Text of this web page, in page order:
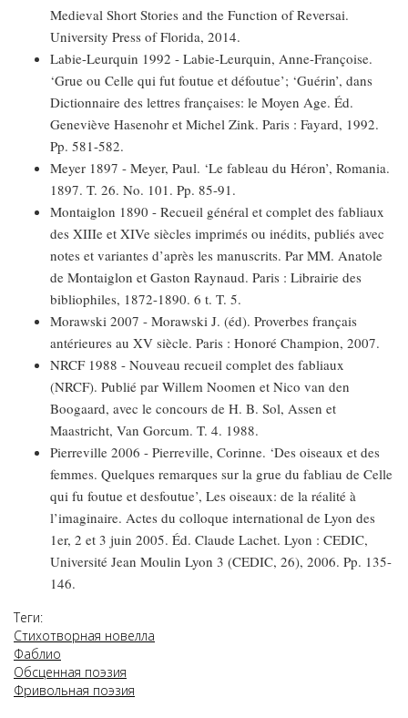
Medieval Short Stories and the Function of Reversai.
University Press of Florida, 2014.
Labie-Leurquin 1992 - Labie-Leurquin, Anne-Françoise.
‘Grue ou Celle qui fut foutue et défoutue’; ‘Guérin’, dans
Dictionnaire des lettres françaises: le Moyen Age. Éd.
Geneviève Hasenohr et Michel Zink. Paris : Fayard, 1992.
Pp. 581-582.
Meyer 1897 - Meyer, Paul. ‘Le fableau du Héron’, Romania.
1897. T. 26. No. 101. Pp. 85-91.
Montaiglon 1890 - Recueil général et complet des fabliaux
des XIIIe et XIVe siècles imprimés ou inédits, publiés avec
notes et variantes d’après les manuscrits. Par MM. Anatole
de Montaiglon et Gaston Raynaud. Paris : Librairie des
bibliophiles, 1872-1890. 6 t. T. 5.
Morawski 2007 - Morawski J. (éd). Proverbes français
antérieures au XV siècle. Paris : Honoré Champion, 2007.
NRCF 1988 - Nouveau recueil complet des fabliaux
(NRCF). Publié par Willem Noomen et Nico van den
Boogaard, avec le concours de H. B. Sol, Assen et
Maastricht, Van Gorcum. T. 4. 1988.
Pierreville 2006 - Pierreville, Corinne. ‘Des oiseaux et des
femmes. Quelques remarques sur la grue du fabliau de Celle
qui fu foutue et desfoutue’, Les oiseaux: de la réalité à
l’imaginaire. Actes du colloque international de Lyon des
1er, 2 et 3 juin 2005. Éd. Claude Lachet. Lyon : CEDIC,
Université Jean Moulin Lyon 3 (CEDIC, 26), 2006. Pp. 135-
146.
Теги:
Стихотворная новелла
Фаблио
Обсценная поэзия
Фривольная поэзия